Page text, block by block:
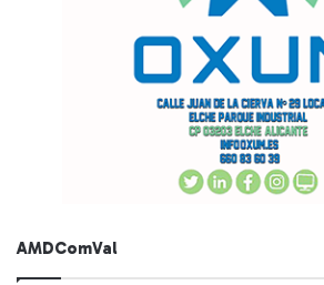
AMDComVal